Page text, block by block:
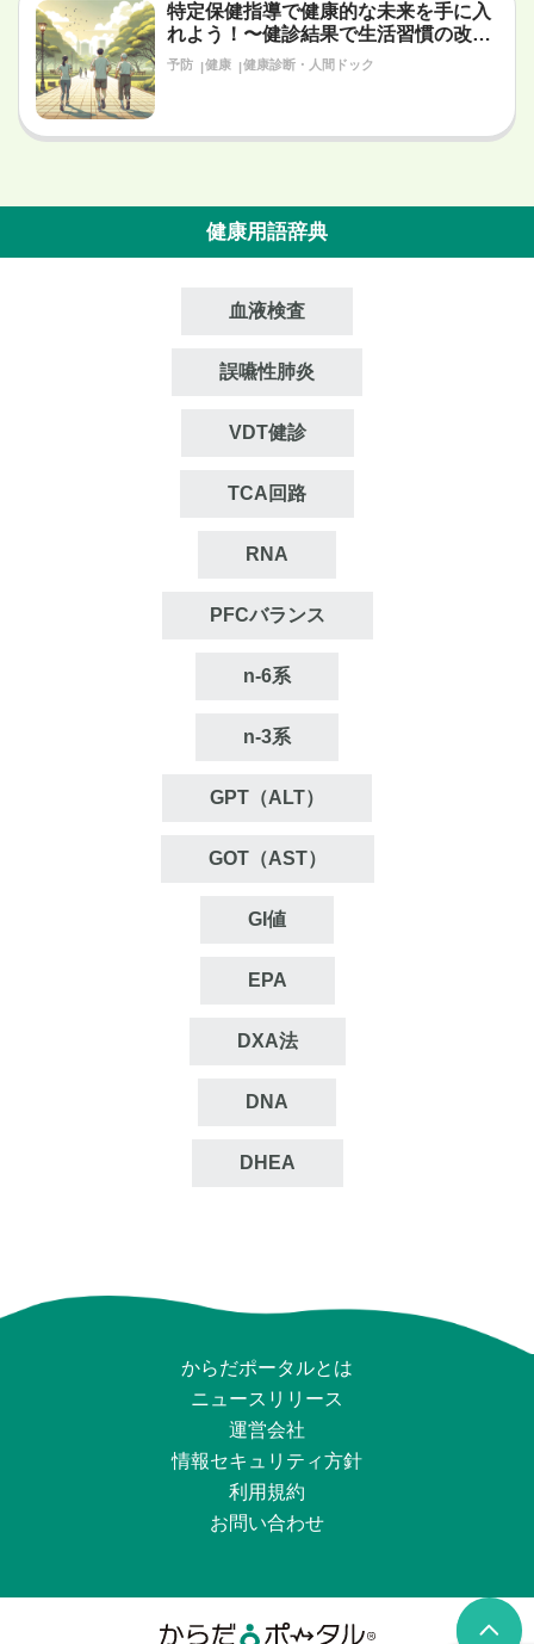
特定保健指導で健康的な未来を手に入
れよう！〜健診結果で生活習慣の改善
が必要だと言われたあなたへ〜
予防 健康 健康診断・人間ドック
健康用語辞典
血液検査
誤嚥性肺炎
VDT健診
TCA回路
RNA
PFCバランス
n‐6系
n‐3系
GPT（ALT）
GOT（AST）
GI値
EPA
DXA法
DNA
DHEA
からだポータルとは
ニュースリリース
運営会社
情報セキュリティ⽅針
利用規約
お問い合わせ